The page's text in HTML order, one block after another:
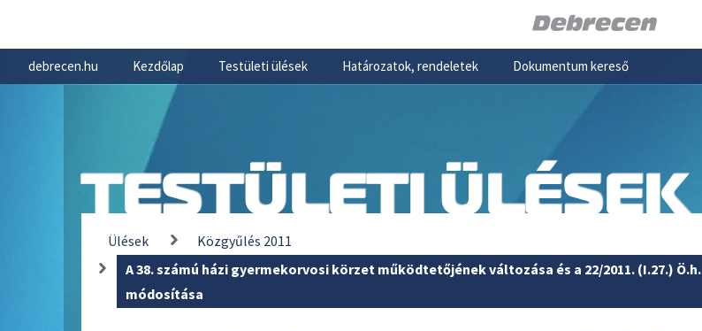
debrecen.hu Kezdőlap Testületi ülések Határozatok, rendeletek Dokumentum kereső
TESTÜLETI ÜLÉSEK
Ülések
Közgyűlés 2011
A 38. számú házi gyermekorvosi körzet működtetőjének változása és a 22/2011. (I.27.) Ö.h.
módosítása